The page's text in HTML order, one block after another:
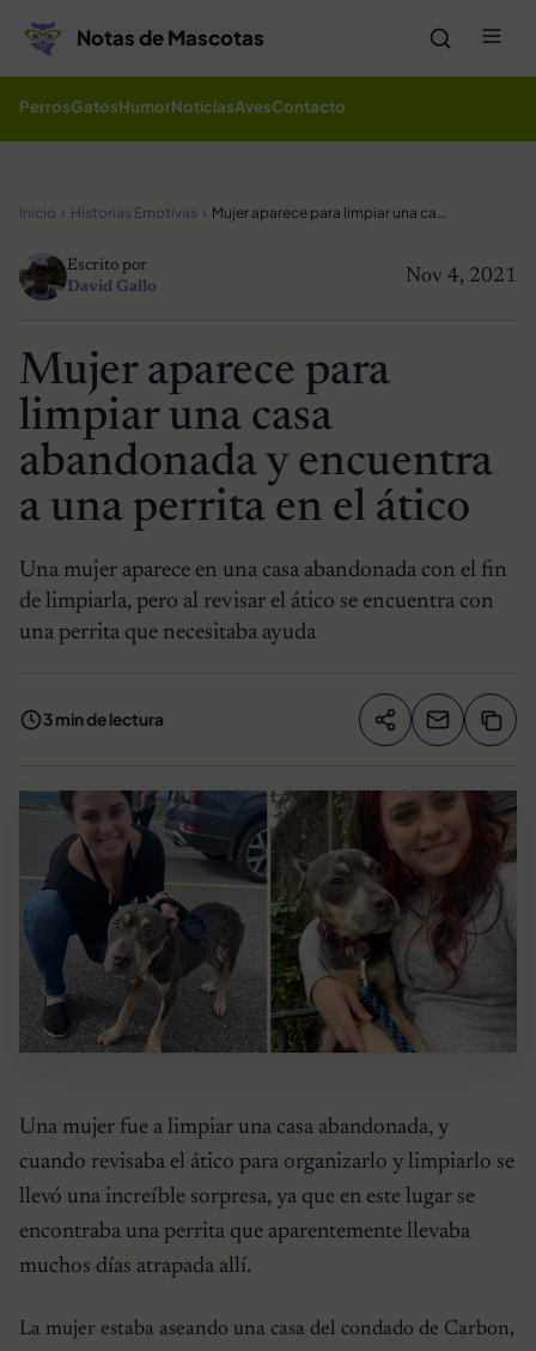
Notas de Mascotas
PerrosGatosHumorNoticiasAvesContacto
Inicio Historias Emotivas Mujer aparece para limpiar una casa abandonada y encuentra a una perrita en el ático
Nov 4, 2021
Escrito por
David Gallo
Mujer aparece para
limpiar una casa
abandonada y encuentra
a una perrita en el ático
Una mujer aparece en una casa abandonada con el fin
de limpiarla, pero al revisar el ático se encuentra con
una perrita que necesitaba ayuda
3 min de lectura Compartir
Una mujer fue a limpiar una casa abandonada, y
cuando revisaba el ático para organizarlo y limpiarlo se
llevó una increíble sorpresa, ya que en este lugar se
encontraba una perrita que aparentemente llevaba
muchos días atrapada allí.
La mujer estaba aseando una casa del condado de Carbon,